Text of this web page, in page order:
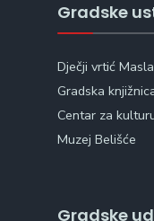
Gradske
Dječji vrtić
Gradska
Centar za
Muzej Belišće
Gradske